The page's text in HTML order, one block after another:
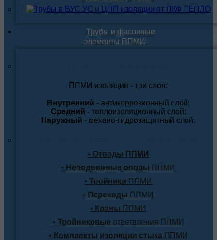
Трубы и фасонные
элементы ППМИ
ППМИ изоляция - три слоя:
Внутренний - антикоррозионный слой;
Средний - теплоизоляционный слой;
Наружный - механо-гидрозащитный слой.
• Отводы ППМИ
• Неподвижные опоры ППМИ
• Тройники ППМИ
• Переходы ППМИ
• Краны ППМИ
• Тройниковые ответвления ППМИ
• Комплекты изоляции стыкаППМИ